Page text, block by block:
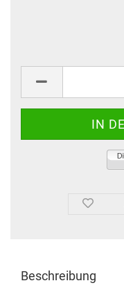
Beschreibung